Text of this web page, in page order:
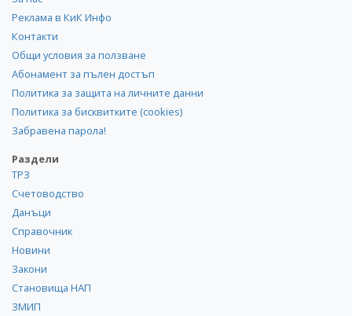
Реклама в КиК Инфо
Контакти
Общи условия за ползване
Абонамент за пълен достъп
Политика за защита на личните данни
Политика за бисквитките (cookies)
Забравена парола!
Раздели
ТРЗ
Счетоводство
Данъци
Справочник
Новини
Закони
Становища НАП
ЗМИП